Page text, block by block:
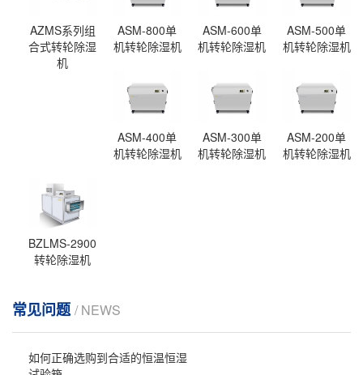
AZMS系列组
合式转轮除湿
机
ASM-800单
机转轮除湿机
ASM-600单
机转轮除湿机
ASM-500单
机转轮除湿机
ASM-400单
机转轮除湿机
ASM-300单
机转轮除湿机
ASM-200单
机转轮除湿机
BZLMS-2900
转轮除湿机
常见问题/ NEWS
如何正确选购到合适的恒温恒湿